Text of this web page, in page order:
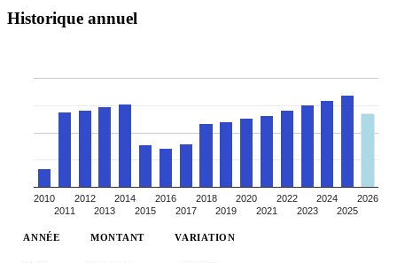
Historique annuel
2010
2011
2012
2013
2014
2015
2016
2017
2018
2019
2020
2021
2022
2023
2024
2025
2026
ANNÉE MONTANT VARIATION